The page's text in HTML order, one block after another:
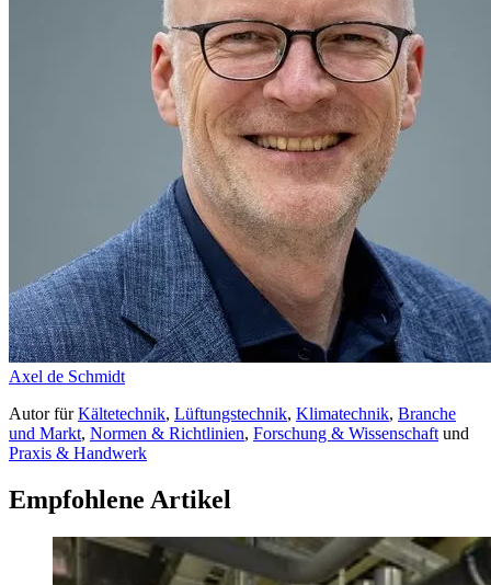
Axel de Schmidt
AutorfürKältetechnik, Lüftungstechnik, Klimatechnik, Branche
und Markt, Normen & Richtlinien, Forschung & Wissenschaft und
Praxis & Handwerk
Empfohlene Artikel